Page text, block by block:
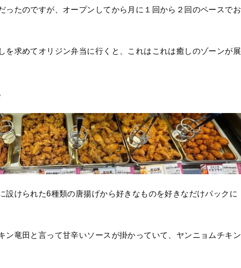
ったのですが、オープンしてから月に１回から２回のペースでお
を求めてオリジン弁当に行くと、これはこれは癒しのゾーンが展
設けられた6種類の唐揚げから好きなものを好きなだけパックに
ン竜田と言って甘辛いソースが掛かっていて、ヤンニョムチキン